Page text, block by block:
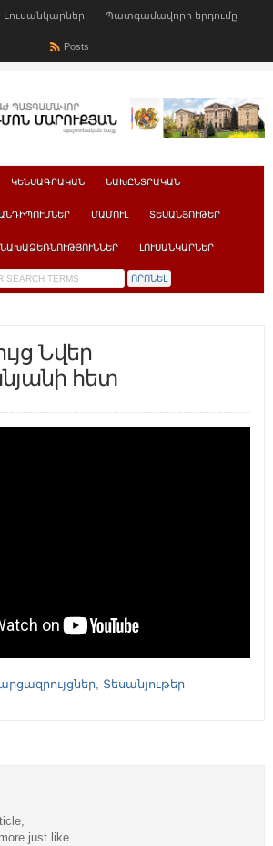
Լուսանկարներ Պատգամավորի երդումը
Posts
ԿԵՆՍԱԳՐԱԿԱՆ ՆԱԽԸՆՏՐԱԿԱՆ
ՄԱՄՈՒԼ ՏԵՍԱՆՅՈՒԹԵՐ
ԼՈՒՍԱՆԿԱՐՆԵՐ
Նվեր
հետ
, Տեսանյութեր
just like